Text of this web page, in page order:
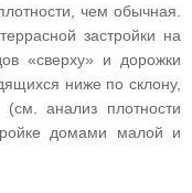
чем обычная.
застройки на
«сверху» и дорожки
ниже по склону,
(см. анализ плотности
домами малой и